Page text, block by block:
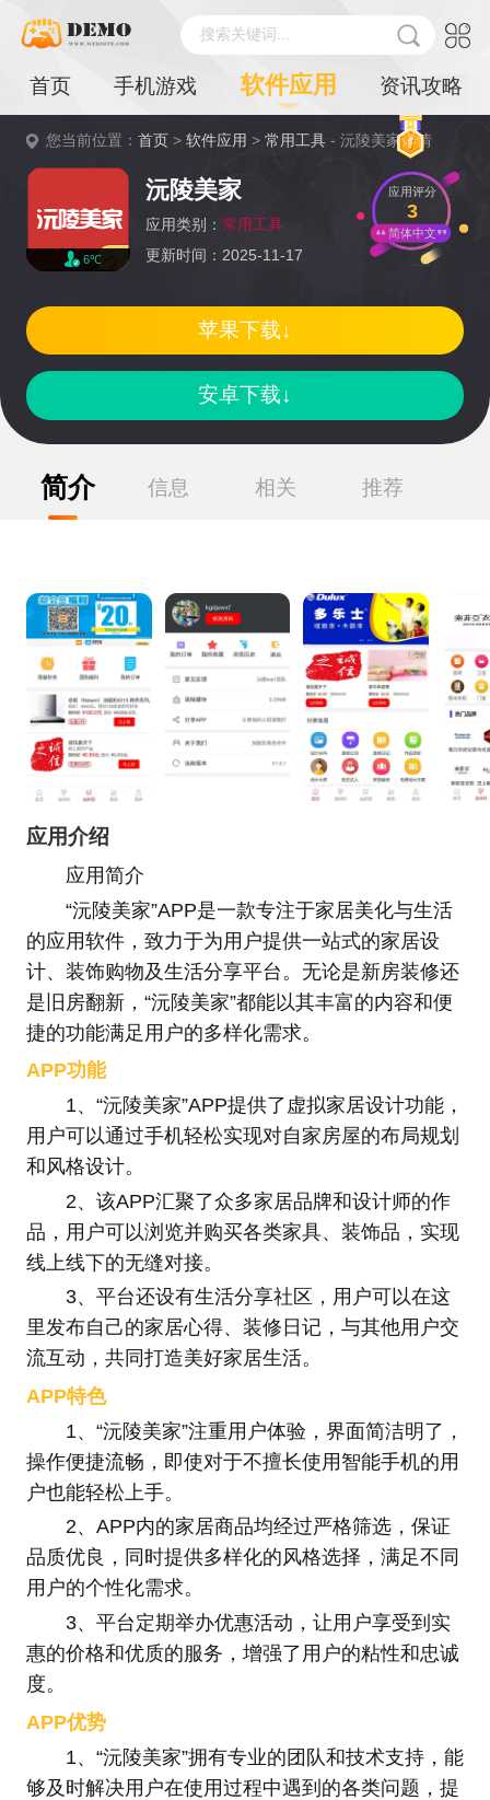
搜索关键词...
首页 手机游戏 软件应用 资讯攻略
您当前位置：首页 >软件应用 >常用工具 - 沅陵美家详情
6℃
沅陵美家
应用类别： 常用工具
更新时间：2025-11-17
应用评分
3
简体中文
安卓下载↓
苹果下载↓
简介 信息 相关 推荐
应用介绍
应用简介
“沅陵美家”APP是一款专注于家居美化与生活
的应用软件，致力于为用户提供一站式的家居设
计、装饰购物及生活分享平台。无论是新房装修还
是旧房翻新，“沅陵美家”都能以其丰富的内容和便
捷的功能满足用户的多样化需求。
APP功能
1、“沅陵美家”APP提供了虚拟家居设计功能，
用户可以通过手机轻松实现对自家房屋的布局规划
和风格设计。
2、该APP汇聚了众多家居品牌和设计师的作
品，用户可以浏览并购买各类家具、装饰品，实现
线上线下的无缝对接。
3、平台还设有生活分享社区，用户可以在这
里发布自己的家居心得、装修日记，与其他用户交
流互动，共同打造美好家居生活。
APP特色
1、“沅陵美家”注重用户体验，界面简洁明了，
操作便捷流畅，即使对于不擅长使用智能手机的用
户也能轻松上手。
2、APP内的家居商品均经过严格筛选，保证
品质优良，同时提供多样化的风格选择，满足不同
用户的个性化需求。
3、平台定期举办优惠活动，让用户享受到实
惠的价格和优质的服务，增强了用户的粘性和忠诚
度。
APP优势
1、“沅陵美家”拥有专业的团队和技术支持，能
够及时解决用户在使用过程中遇到的各类问题，提